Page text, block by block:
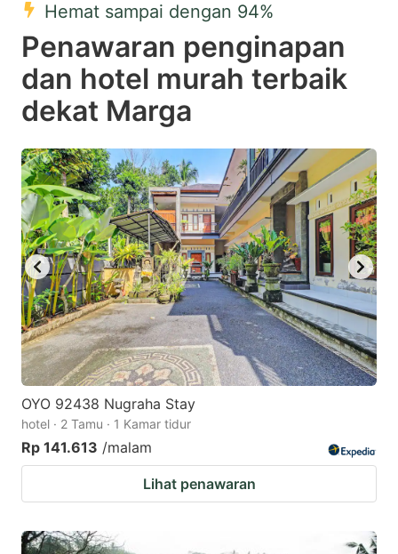
select
a
date.
Press
question
mark
key
to
get
the
keyboard
shortcuts
for
changing
dates.
select
a
date.
question
mark
key
to
get
the
keyboard
shortcuts
for
Hemat sampai dengan 94%
Penawaran penginapan
dan hotel murah terbaik
dekat Marga
OYO 92438 Nugraha Stay
hotel · 2 Tamu · 1 Kamar tidur
Rp 141.613 /malam
Lihat penawaran